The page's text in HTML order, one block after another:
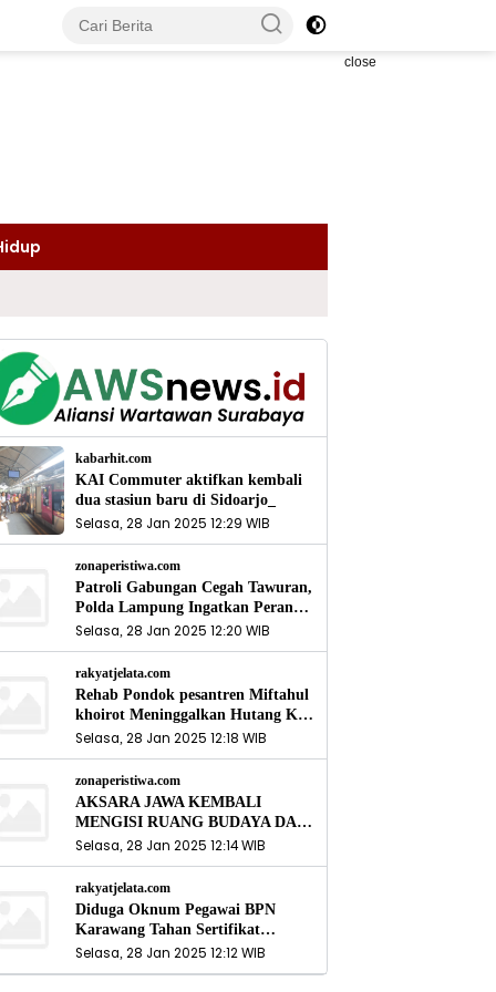
close
kabarhit.com
KAI Commuter aktifkan kembali
dua stasiun baru di Sidoarjo_
Selasa, 28 Jan 2025 12:29 WIB
zonaperistiwa.com
Patroli Gabungan Cegah Tawuran,
Polda Lampung Ingatkan Peran
Orang Tua
Selasa, 28 Jan 2025 12:20 WIB
rakyatjelata.com
Rehab Pondok pesantren Miftahul
khoirot Meninggalkan Hutang Ke
Material, Mantan Kadis PUPR
Selasa, 28 Jan 2025 12:18 WIB
zonaperistiwa.com
AKSARA JAWA KEMBALI
MENGISI RUANG BUDAYA DAN
SITUS LELUHUR NUSANTARA
Selasa, 28 Jan 2025 12:14 WIB
rakyatjelata.com
Diduga Oknum Pegawai BPN
Karawang Tahan Sertifikat
Pemohon PTSL
Selasa, 28 Jan 2025 12:12 WIB